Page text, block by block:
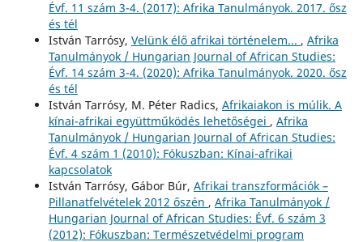
Évf. 11 szám 3-4. (2017): Afrika Tanulmányok. 2017. ősz
és tél
István Tarrósy, Velünk élő afrikai történelem... , Afrika
Tanulmányok / Hungarian Journal of African Studies:
Évf. 14 szám 3-4. (2020): Afrika Tanulmányok. 2020. ősz
és tél
István Tarrósy, M. Péter Radics, Afrikaiakon is múlik. A
kínai-afrikai együttműködés lehetőségei , Afrika
Tanulmányok / Hungarian Journal of African Studies:
Évf. 4 szám 1 (2010): Fókuszban: Kínai-afrikai
kapcsolatok
István Tarrósy, Gábor Búr, Afrikai transzformációk –
Pillanatfelvételek 2012 őszén , Afrika Tanulmányok /
Hungarian Journal of African Studies: Évf. 6 szám 3
(2012): Fókuszban: Természetvédelmi program